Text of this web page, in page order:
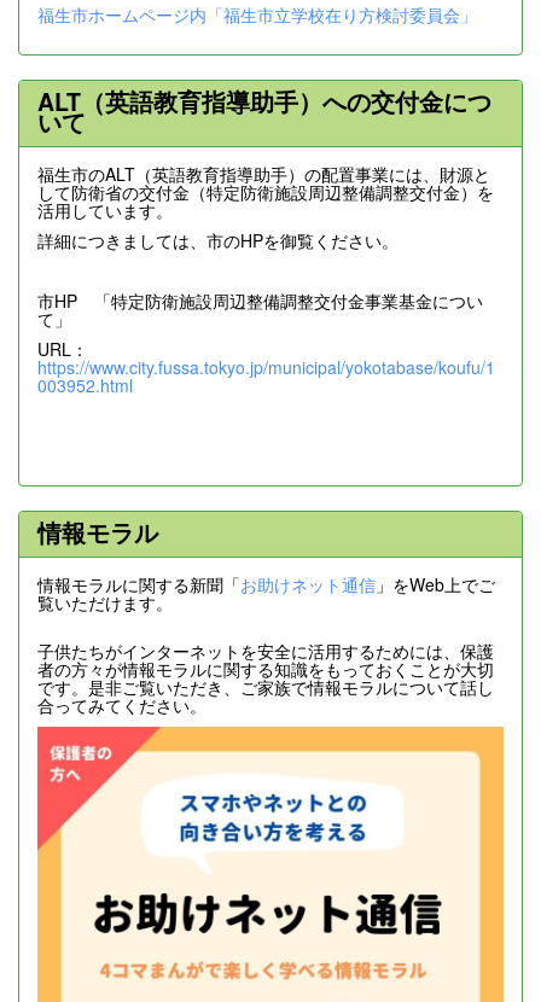
福生市ホームページ内「福生市立学校在り方検討委員会」
ALT（英語教育指導助手）への交付金につ
いて
福生市のALT（英語教育指導助手）の配置事業には、財源と
して防衛省の交付金（特定防衛施設周辺整備調整交付金）を
活用しています。
詳細につきましては、市のHPを御覧ください。
市HP 「特定防衛施設周辺整備調整交付金事業基金につい
て」
URL：
https://www.city.fussa.tokyo.jp/municipal/yokotabase/koufu/1
003952.html
情報モラル
情報モラルに関する新聞「お助けネット通信 」をWeb上でご
覧いただけます。
子供たちがインターネットを安全に活用するためには、保護
者の方々が情報モラルに関する知識をもっておくことが大切
です。是非ご覧いただき、ご家族で情報モラルについて話し
合ってみてください。